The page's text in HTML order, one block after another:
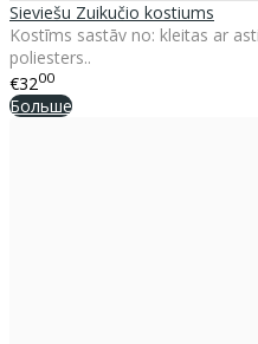
Sieviešu Zuikučio kostiums
Kostīms sastāv no: kleitas ar
poliesters..
€3200
Больше